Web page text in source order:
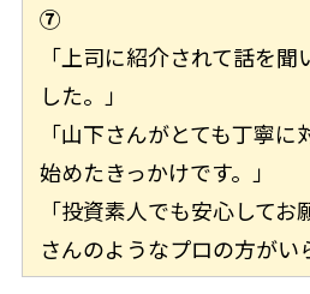
⑦
「上司に紹介されて話を
した。」
「山下さんがとても丁寧
始めたきっかけです。」
「投資素人でも安心して
さんのようなプロの方がい